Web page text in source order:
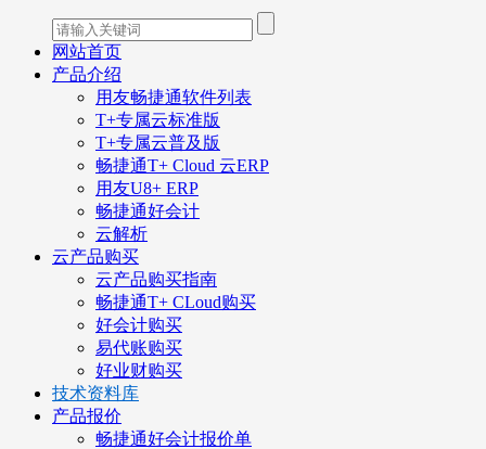
网站首页
产品介绍
用友畅捷通软件列表
T+专属云标准版
T+专属云普及版
畅捷通T+ Cloud 云ERP
用友U8+ ERP
畅捷通好会计
云解析
云产品购买
云产品购买指南
畅捷通T+ CLoud购买
好会计购买
易代账购买
好业财购买
技术资料库
产品报价
畅捷通好会计报价单